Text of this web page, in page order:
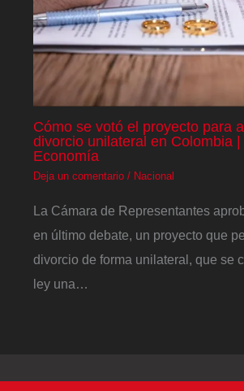
Cómo se votó el proyecto para
divorcio unilateral en Colombia
Economía
Deja un comentario / Nacional
La Cámara de Representantes
en último debate, un proyecto que
divorcio de forma unilateral, que se
ley una…